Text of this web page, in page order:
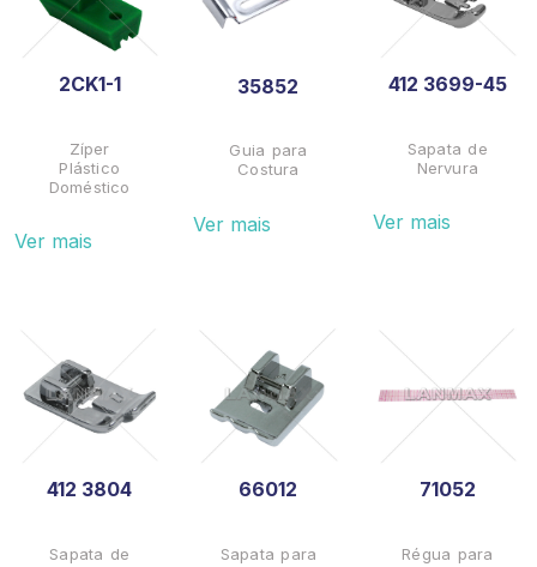
2CK1-1
Zíper
Plástico
Doméstico
Ver mais
35852
Guia para
Costura
Ver mais
412 3699-45
Sapata de
Nervura
Ver mais
412 3804
Sapata de
66012
Sapata para
71052
Régua para